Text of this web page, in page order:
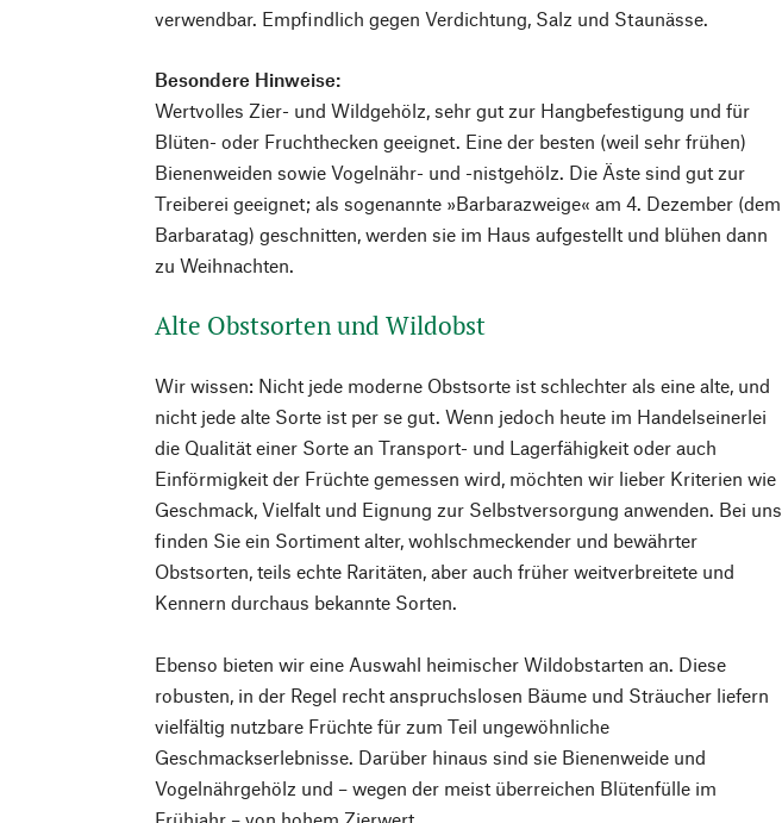
verwendbar. Empfindlich gegen Verdichtung, Salz und Staunässe.
Besondere Hinweise:
Wertvolles Zier- und Wildgehölz, sehr gut zur Hangbefestigung und für
Blüten- oder Fruchthecken geeignet. Eine der besten (weil sehr frühen)
Bienenweiden sowie Vogelnähr- und -nistgehölz. Die Äste sind gut zur
Treiberei geeignet; als sogenannte »Barbarazweige« am 4. Dezember (dem
Barbaratag) geschnitten, werden sie im Haus aufgestellt und blühen dann
zu Weihnachten.
Alte Obstsorten und Wildobst
Wir wissen: Nicht jede moderne Obstsorte ist schlechter als eine alte, und
nicht jede alte Sorte ist per se gut. Wenn jedoch heute im Handelseinerlei
die Qualität einer Sorte an Transport- und Lagerfähigkeit oder auch
Einförmigkeit der Früchte gemessen wird, möchten wir lieber Kriterien wie
Geschmack, Vielfalt und Eignung zur Selbstversorgung anwenden. Bei uns
finden Sie ein Sortiment alter, wohlschmeckender und bewährter
Obstsorten, teils echte Raritäten, aber auch früher weitverbreitete und
Kennern durchaus bekannte Sorten.
Ebenso bieten wir eine Auswahl heimischer Wildobstarten an. Diese
robusten, in der Regel recht anspruchslosen Bäume und Sträucher liefern
vielfältig nutzbare Früchte für zum Teil ungewöhnliche
Geschmackserlebnisse. Darüber hinaus sind sie Bienenweide und
Vogelnährgehölz und – wegen der meist überreichen Blütenfülle im